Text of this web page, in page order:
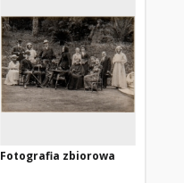
Fotografia zbiorowa